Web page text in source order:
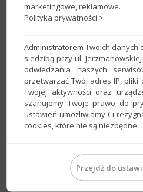
Cena:350 zł(+23% VAT)
Organizator:DIGITEL
Rewizor GT - poziom
do programu: Rewizor GT
Miejscowość:Bielsko-Biała
Cena:550 zł(+23% VAT)
marketingowe, reklamowe.
Polityka prywatności >
Administratorem Twoich danych
siedzibą przy ul.
odwiedzania naszych
przetwarzać Twój adres IP,
Twojej aktywności oraz
szanujemy Twoje prawo do
ustawień umożliwiamy Ci
cookies, które nie są niezbędne.
Przejdź do